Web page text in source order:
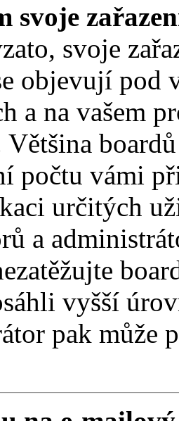
svoje
svoje
objevují pod
a na vašem
Většina
počtu vámi
určitých
a
vyšší
pak může